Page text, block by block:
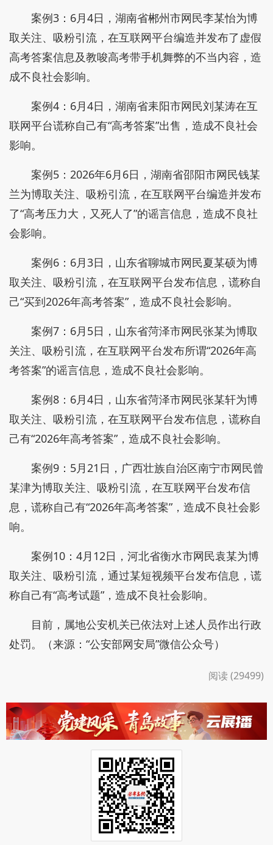
案例3：6月4日，湖南省郴州市网民李某怡为博
取关注、吸粉引流，在互联网平台编造并发布了虚假
高考答案信息及教唆高考带手机舞弊的不当内容，造
成不良社会影响。
案例4：6月4日，湖南省耒阳市网民刘某涛在互
联网平台谎称自己有“高考答案”出售，造成不良社会
影响。
案例5：2026年6月6日，湖南省邵阳市网民钱某
兰为博取关注、吸粉引流，在互联网平台编造并发布
了“高考压力大，又死人了”的谣言信息，造成不良社
会影响。
案例6：6月3日，山东省聊城市网民夏某硕为博
取关注、吸粉引流，在互联网平台发布信息，谎称自
己“买到2026年高考答案”，造成不良社会影响。
案例7：6月5日，山东省菏泽市网民张某为博取
关注、吸粉引流，在互联网平台发布所谓“2026年高
考答案”的谣言信息，造成不良社会影响。
案例8：6月4日，山东省菏泽市网民张某轩为博
取关注、吸粉引流，在互联网平台发布信息，谎称自
己有“2026年高考答案”，造成不良社会影响。
案例9：5月21日，广西壮族自治区南宁市网民曾
某津为博取关注、吸粉引流，在互联网平台发布信
息，谎称自己有“2026年高考答案”，造成不良社会影
响。
案例10：4月12日，河北省衡水市网民袁某为博
取关注、吸粉引流，通过某短视频平台发布信息，谎
称自己有“高考试题”，造成不良社会影响。
目前，属地公安机关已依法对上述人员作出行政
处罚。（来源：“公安部网安局”微信公众号）
阅读 (29499)